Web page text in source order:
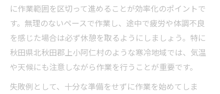
に作業範囲を区切って進めることが効率化のポイントで
す。無理のないペースで作業し、途中で疲労や体調不良
を感じた場合は必ず休憩を取るようにしましょう。特に
秋田県北秋田郡上小阿仁村のような寒冷地域では、気温
や天候にも注意しながら作業を行うことが重要です。
失敗例として、十分な準備をせずに作業を始めてしま